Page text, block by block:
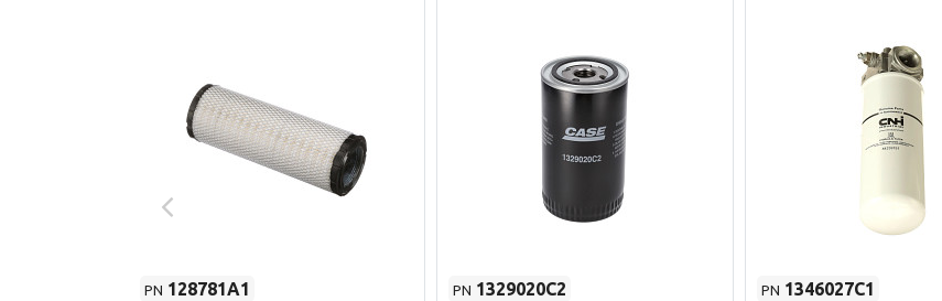
PN 128781A1
PN 1329020C2
PN 1346027C1